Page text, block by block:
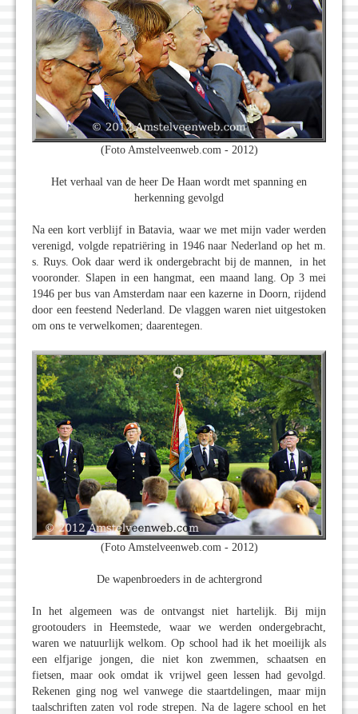
(Foto Amstelveenweb.com - 2012)
Het verhaal van de heer De Haan wordt met spanning en
herkenning gevolgd
Na een kort verblijf in Batavia, waar we met mijn vader werden
verenigd, volgde repatriëring in 1946 naar Nederland op het m.
s. Ruys. Ook daar werd ik ondergebracht bij de mannen, in het
vooronder. Slapen in een hangmat, een maand lang. Op 3 mei
1946 per bus van Amsterdam naar een kazerne in Doorn, rijdend
door een feestend Nederland. De vlaggen waren niet uitgestoken
om ons te verwelkomen; daarentegen.
(Foto Amstelveenweb.com - 2012)
De wapenbroeders in de achtergrond
In het algemeen was de ontvangst niet hartelijk. Bij mijn
grootouders in Heemstede, waar we werden ondergebracht,
waren we natuurlijk welkom. Op school had ik het moeilijk als
een elfjarige jongen, die niet kon zwemmen, schaatsen en
fietsen, maar ook omdat ik vrijwel geen lessen had gevolgd.
Rekenen ging nog wel vanwege die staartdelingen, maar mijn
taalschriften zaten vol rode strepen. Na de lagere school en het